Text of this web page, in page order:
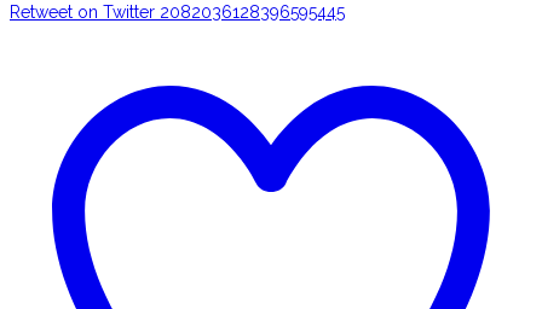
Retweet on Twitter 2082036128396595445